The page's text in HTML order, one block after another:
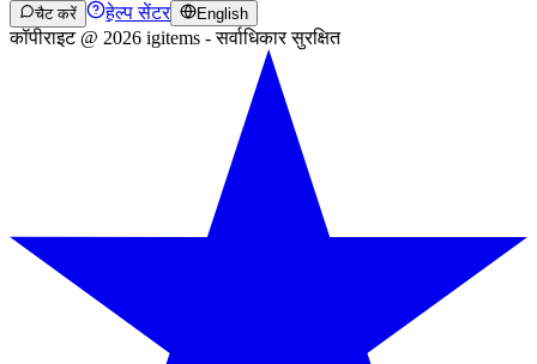
चैट करें हेल्प सेंटर English
कॉपीराइट @ 2026 igitems - सर्वाधिकार सुरक्षित